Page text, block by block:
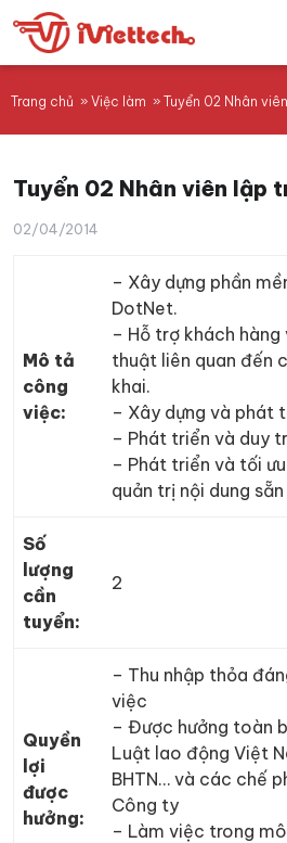
Trang chủ » Việc làm » Tuyển 02 Nhân
Tuyển 02 Nhân viên lập
02/04/2014
Mô tả
công
việc:
– Xây dựng phần
DotNet.
– Hỗ trợ khách
thuật liên quan đến
khai.
– Xây dựng và phát
– Phát triển và duy
– Phát triển và tối
quản trị nội dung
Số
lượng
cần
tuyển:
2
Quyền
lợi
được
hưởng:
– Thu nhập thỏa
việc
– Được hưởng toàn
Luật lao động Việt
BHTN… và các chế
Công ty
– Làm việc trong